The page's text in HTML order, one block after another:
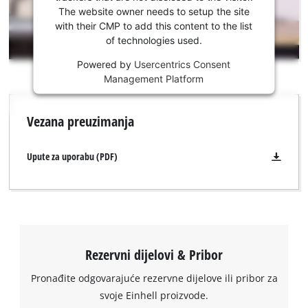
Trebamo vaše dopuštenje za učitavanje
Google Maps usluge!
usluge!
content
not
visitor.
The website owner needs to setup the site
with their CMP to add this content to the list
of technologies used.
Powered by Usercentrics Consent
Management Platform
Vezana preuzimanja
Upute za uporabu (PDF)
Rezervni dijelovi & Pribor
Pronađite odgovarajuće rezervne dijelove ili pribor za
svoje Einhell proizvode.